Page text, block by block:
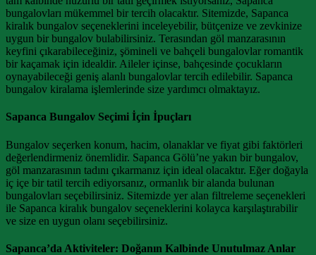
bungalovları mükemmel bir tercih olacaktır. Sitemizde, Sapanca
kiralık bungalov seçeneklerini inceleyebilir, bütçenize ve zevkinize
uygun bir bungalov bulabilirsiniz. Terasından göl manzarasının
keyfini çıkarabileceğiniz, şömineli ve bahçeli bungalovlar romantik
bir kaçamak için idealdir. Aileler içinse, bahçesinde çocukların
oynayabileceği geniş alanlı bungalovlar tercih edilebilir. Sapanca
bungalov kiralama işlemlerinde size yardımcı olmaktayız.
Sapanca Bungalov Seçimi İçin İpuçları
Bungalov seçerken konum, hacim, olanaklar ve fiyat gibi faktörleri
değerlendirmeniz önemlidir. Sapanca Gölü’ne yakın bir bungalov,
göl manzarasının tadını çıkarmanız için ideal olacaktır. Eğer doğayla
iç içe bir tatil tercih ediyorsanız, ormanlık bir alanda bulunan
bungalovları seçebilirsiniz. Sitemizde yer alan filtreleme seçenekleri
ile Sapanca kiralık bungalov seçeneklerini kolayca karşılaştırabilir
ve size en uygun olanı seçebilirsiniz.
Sapanca’da Aktiviteler: Doğanın Kalbinde Unutulmaz Anlar